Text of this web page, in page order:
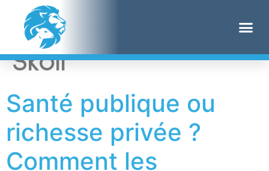
Étiquette :
Skoll
Santé publique ou
richesse privée ?
Comment les